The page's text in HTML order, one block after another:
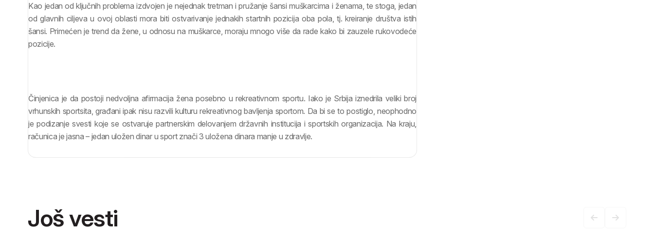
Kao jedan od ključnih problema izdvojen je nejednak tretman i pružanje šansi muškarcima i ženama, te stoga, jedan
od glavnih ciljeva u ovoj oblasti mora biti ostvarivanje jednakih startnih pozicija oba pola, tj. kreiranje društva istih
šansi. Primećen je trend da žene, u odnosu na muškarce, moraju mnogo više da rade kako bi zauzele rukovodeće
pozicije.
Činjenica je da postoji nedvoljna afirmacija žena posebno u rekreativnom sportu. Iako je Srbija iznedrila veliki broj
vrhunskih sportsita, građani ipak nisu razvili kulturu rekreativnog bavljenja sportom. Da bi se to postiglo, neophodno
je podizanje svesti koje se ostvaruje partnerskim delovanjem državnih institucija i sportskih organizacija. Na kraju,
računica je jasna – jedan uložen dinar u sport znači 3 uložena dinara manje u zdravlje.
Još vesti